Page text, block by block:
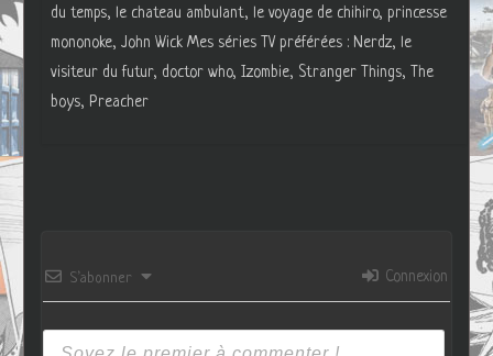
du temps, le chateau ambulant, le voyage de chihiro, princesse
mononoke, John Wick Mes séries TV préférées : Nerdz, le
visiteur du futur, doctor who, Izombie, Stranger Things, The
boys, Preacher
S’abonner Connexion